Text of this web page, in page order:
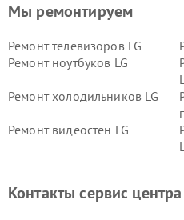
Мы ремонтируем
Ремонт телевизоров LG
Ремонт ноутбуков LG
Ремонт холодильников LG
Ремонт видеостен LG
Ремонт морозильных камер
Контакты сервис центра